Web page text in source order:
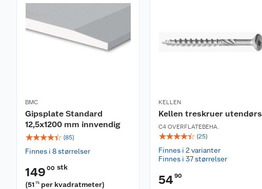
BMC
Gipsplate Standard
12,5x1200 mm innvendig
☆☆☆☆☆ (85)
Finnes i 8 størrelser
149 00 stk
(51 75 per kvadratmeter)
KELLEN
Kellen treskruer utendørs
C4 OVERFLATEBEHA.
☆☆☆☆☆ (25)
Finnes i 2 varianter
Finnes i 37 størrelser
5490